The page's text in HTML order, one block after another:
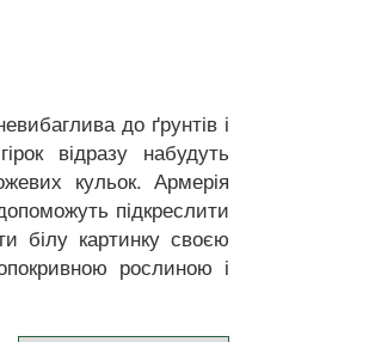
до ґрунтів і
відразу набудуть
кульок. Армерія
підкреслити
білу картинку своєю
рослиною і